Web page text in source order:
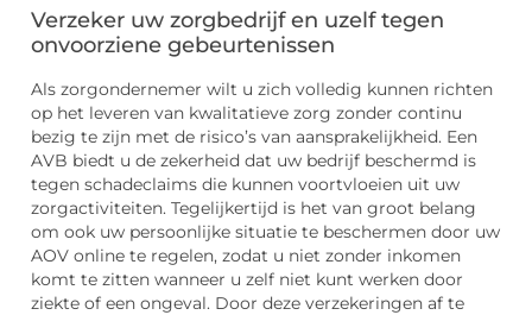
Verzeker uw zorgbedrijf en uzelf tegen
onvoorziene gebeurtenissen
Als zorgondernemer wilt u zich volledig kunnen richten
op het leveren van kwalitatieve zorg zonder continu
bezig te zijn met de risico’s van aansprakelijkheid. Een
AVB biedt u de zekerheid dat uw bedrijf beschermd is
tegen schadeclaims die kunnen voortvloeien uit uw
zorgactiviteiten. Tegelijkertijd is het van groot belang
om ook uw persoonlijke situatie te beschermen door uw
AOV online te regelen, zodat u niet zonder inkomen
komt te zitten wanneer u zelf niet kunt werken door
ziekte of een ongeval. Door deze verzekeringen af te